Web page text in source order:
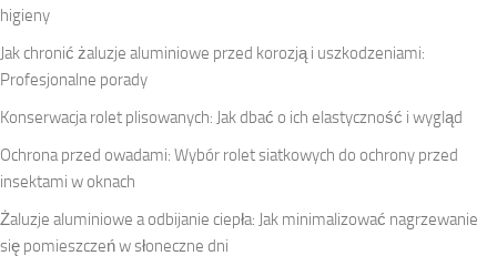
higieny
Jak chronić żaluzje aluminiowe przed korozją i uszkodzeniami:
Profesjonalne porady
Konserwacja rolet plisowanych: Jak dbać o ich elastyczność i wygląd
Ochrona przed owadami: Wybór rolet siatkowych do ochrony przed
insektami w oknach
Żaluzje aluminiowe a odbijanie ciepła: Jak minimalizować nagrzewanie
się pomieszczeń w słoneczne dni